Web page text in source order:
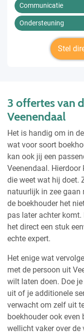
Communicatie
Ondersteuning
Stel
3 offertes van
Veenendaal
Het is handig om in
wat voor soort
kan ook jij een
Veenendaal.
die weet wat hij doet.
natuurlijk in zee gaan
de boekhouder het
pas later achter
het direct een stuk
echte expert.
Het enige wat
met de persoon uit
wilt laten doen. Doe
uit of je additionele
verwacht om zelf uit
boekhouder ook even
wellicht vaker over de